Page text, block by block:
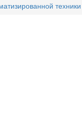
техники